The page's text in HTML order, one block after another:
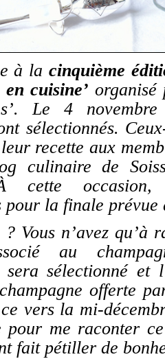
à la cinquième
en cuisine’ organisé
Le 4
sélectionnés.
recette aux
culinaire de
cette
pour la finale
Vous n’avez qu’à
au
sera sélectionné et
offerte
vers la mi-
pour me raconter
fait pétiller de